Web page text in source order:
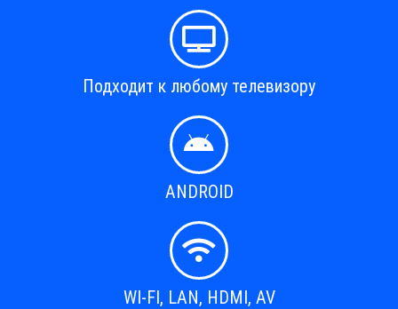
Подходит к любому телевизору
ANDROID
WI-FI, LAN, HDMI, AV